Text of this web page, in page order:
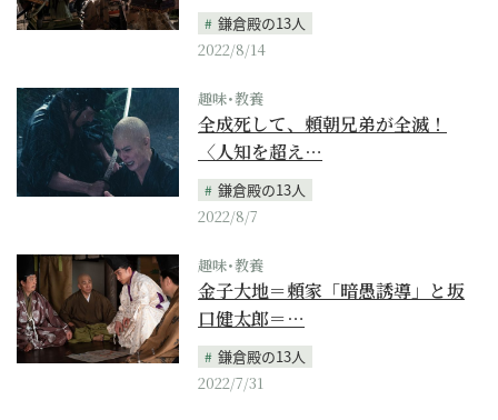
鎌倉殿の13人
2022/8/14
趣味･教養
全成死して、頼朝兄弟が全滅！
〈人知を超え…
鎌倉殿の13人
2022/8/7
趣味･教養
金子大地＝頼家「暗愚誘導」と坂
口健太郎＝…
鎌倉殿の13人
2022/7/31